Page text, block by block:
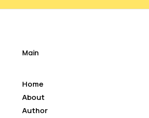
Main
Home
About
Author